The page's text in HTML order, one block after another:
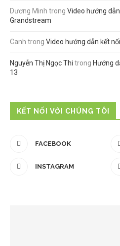
Dương Minh trong Video hướng
Grandstream
Canh trong Video hướng dẫn kết
Nguyễn Thị Ngọc Thi trong Hướng
13
KẾT NỐI VỚI CHÚNG TÔI
FACEBOOK
INSTAGRAM